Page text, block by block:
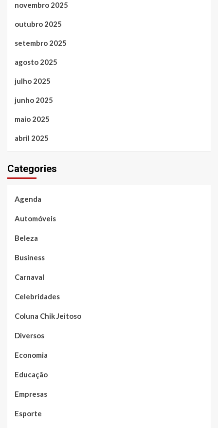
novembro 2025
outubro 2025
setembro 2025
agosto 2025
julho 2025
junho 2025
maio 2025
abril 2025
Categories
Agenda
Automóveis
Beleza
Business
Carnaval
Celebridades
Coluna Chik Jeitoso
Diversos
Economia
Educação
Empresas
Esporte